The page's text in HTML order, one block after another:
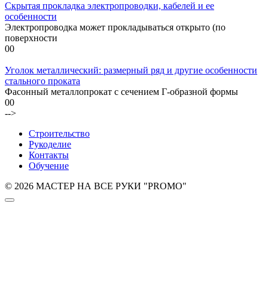
Скрытая прокладка электропроводки, кабелей и ее
особенности
Электропроводка может прокладываться открыто (по
поверхности
00
Уголок металлический: размерный ряд и другие особенности
стального проката
Фасонный металлопрокат с сечением Г-образной формы
00
-->
Строительство
Рукоделие
Контакты
Обучение
© 2026 МАСТЕР НА ВСЕ РУКИ "PROMO"